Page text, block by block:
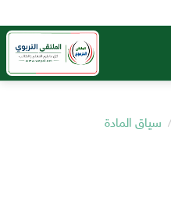
سياق المادة